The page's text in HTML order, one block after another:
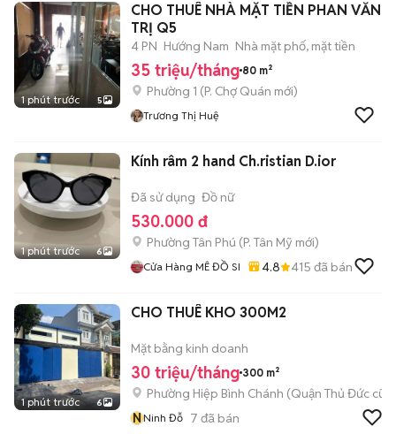
1 phút trước 5
CHO THUÊ NHÀ MẶT TIỀN PHAN VĂN
TRỊ Q5
4 PN Hướng Nam Nhà mặt phố, mặt tiền
35 triệu/tháng 80 m²
Phường 1 (P. Chợ Quán mới)
Trương Thị Huệ
1 phút trước 6
Kính râm 2 hand Ch.ristian D.ior
Đã sử dụng Đồ nữ
530.000 đ
Phường Tân Phú (P. Tân Mỹ mới)
Cửa Hàng MÊ ĐỒ SI 4.8 415 đã bán
1 phút trước 6
CHO THUÊ KHO 300M2
Mặt bằng kinh doanh
30 triệu/tháng 300 m²
Phường Hiệp Bình Chánh (Quận Thủ Đức cũ)
NNinh Đỗ 7 đã bán